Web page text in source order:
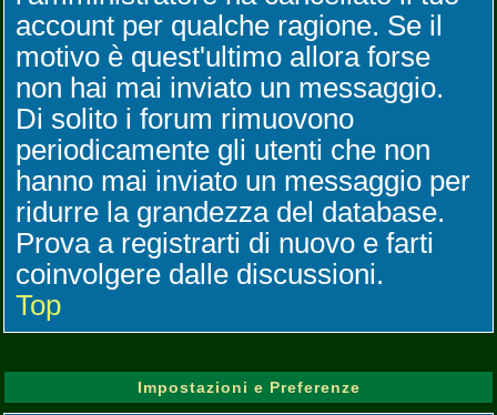
account per qualche ragione. Se il
motivo è quest'ultimo allora forse
non hai mai inviato un messaggio.
Di solito i forum rimuovono
periodicamente gli utenti che non
hanno mai inviato un messaggio per
ridurre la grandezza del database.
Prova a registrarti di nuovo e farti
coinvolgere dalle discussioni.
Top
Impostazioni e Preferenze